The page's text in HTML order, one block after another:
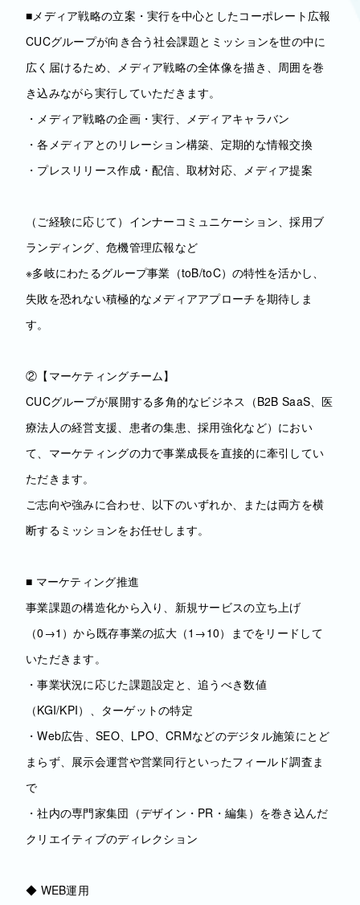
■メディア戦略の立案・実行を中心としたコーポレート広報
CUCグループが向き合う社会課題とミッションを世の中に
広く届けるため、メディア戦略の全体像を描き、周囲を巻
き込みながら実行していただきます。
・メディア戦略の企画・実行、メディアキャラバン
・各メディアとのリレーション構築、定期的な情報交換
・プレスリリース作成・配信、取材対応、メディア提案
（ご経験に応じて）インナーコミュニケーション、採用ブ
ランディング、危機管理広報など
※多岐にわたるグループ事業（toB/toC）の特性を活かし、
失敗を恐れない積極的なメディアアプローチを期待しま
す。
②【マーケティングチーム】
CUCグループが展開する多角的なビジネス（B2B SaaS、医
療法人の経営支援、患者の集患、採用強化など）におい
て、マーケティングの力で事業成長を直接的に牽引してい
ただきます。
ご志向や強みに合わせ、以下のいずれか、または両方を横
断するミッションをお任せします。
■ マーケティング推進
事業課題の構造化から入り、新規サービスの立ち上げ
（0→1）から既存事業の拡大（1→10）までをリードして
いただきます。
・事業状況に応じた課題設定と、追うべき数値
（KGI/KPI）、ターゲットの特定
・Web広告、SEO、LPO、CRMなどのデジタル施策にとど
まらず、展示会運営や営業同行といったフィールド調査ま
で
・社内の専門家集団（デザイン・PR・編集）を巻き込んだ
クリエイティブのディレクション
◆ WEB運用